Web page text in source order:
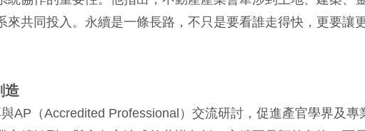
共同投入。永續是一條長路，不只是要看誰走得快，更要讓
造
AP（Accredited Professional）交流研討，促進產官學界及專